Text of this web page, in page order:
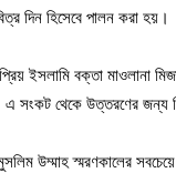
দিন হিসেবে পালন করা হয়।
ইসলামি বক্তা মাওলানা
সংকট থেকে উত্তরণের জন্য
উম্মাহ স্মরণকালের